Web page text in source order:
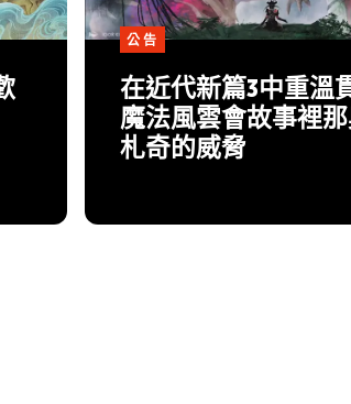
公告
在近代新篇3中重溫
魔法風雲會故事裡
札奇的威脅